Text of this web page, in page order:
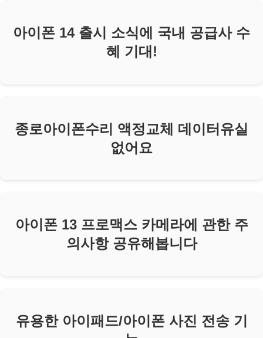
아이폰 14 출시 소식에 국내 공급사 수
혜 기대!
종로아이폰수리 액정교체 데이터유실
없어요
아이폰 13 프로맥스 카메라에 관한 주
의사항 공유해봅니다
유용한 아이패드/아이폰 사진 전송 기